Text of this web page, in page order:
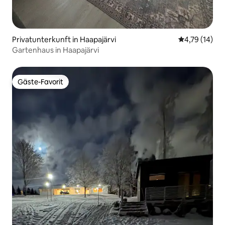
Privatunterkunft in Haapajärvi
4,79 (14)
Gartenhaus in Haapajärvi
Gäste-Favorit
Gäste-Favorit